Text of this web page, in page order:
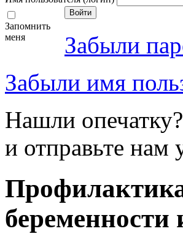
Запомнить
меня
Забыли
Забыли имя
Нашли
и отправьте нам
беременности